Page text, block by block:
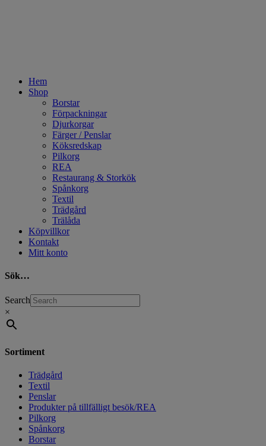
Hem
Shop
Borstar
Förpackningar
Djurkorgar
Färger / Penslar
Köksredskap
Pilkorg
REA
Restaurang & Storkök
Spånkorg
Textil
Trädgård
Trälåda
Köpvillkor
Kontakt
Mitt konto
Sök…
Search
×
Sortiment
Trädgård
Textil
Penslar
Produkter på tillfälligt besök/REA
Pilkorg
Spånkorg
Borstar